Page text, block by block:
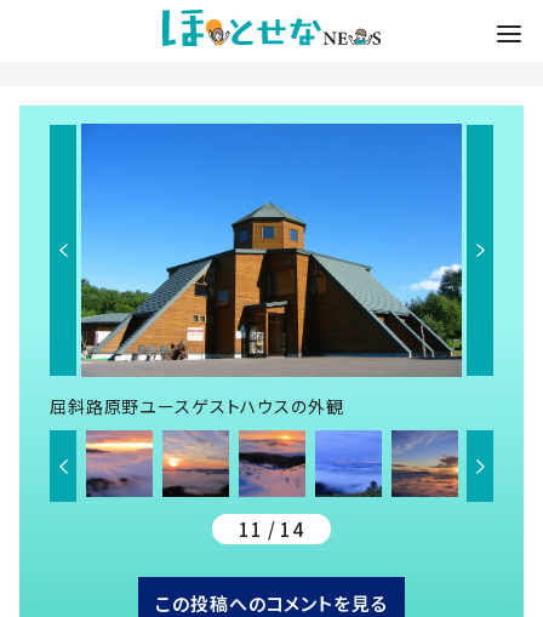
屈斜路原野ユースゲストハウスの外観
11 / 14
この投稿へのコメントを見る